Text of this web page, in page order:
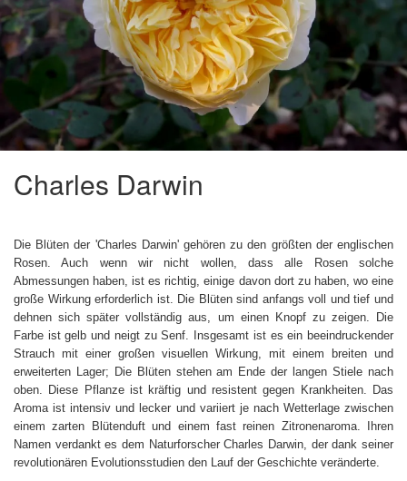
Charles Darwin
Die Blüten der 'Charles Darwin' gehören zu den größten der englischen
Rosen. Auch wenn wir nicht wollen, dass alle Rosen solche
Abmessungen haben, ist es richtig, einige davon dort zu haben, wo eine
große Wirkung erforderlich ist. Die Blüten sind anfangs voll und tief und
dehnen sich später vollständig aus, um einen Knopf zu zeigen. Die
Farbe ist gelb und neigt zu Senf. Insgesamt ist es ein beeindruckender
Strauch mit einer großen visuellen Wirkung, mit einem breiten und
erweiterten Lager; Die Blüten stehen am Ende der langen Stiele nach
oben. Diese Pflanze ist kräftig und resistent gegen Krankheiten. Das
Aroma ist intensiv und lecker und variiert je nach Wetterlage zwischen
einem zarten Blütenduft und einem fast reinen Zitronenaroma. Ihren
Namen verdankt es dem Naturforscher Charles Darwin, der dank seiner
revolutionären Evolutionsstudien den Lauf der Geschichte veränderte.